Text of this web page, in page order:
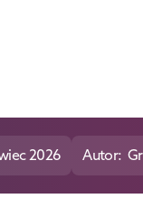
2026 Autor: